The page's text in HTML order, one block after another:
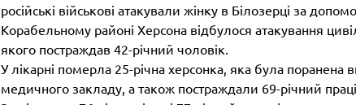
російські військові атакували жінку в Білозерці за
Корабельному районі Херсона відбулося атакування
якого постраждав 42-річний чоловік.
У лікарні померла 25-річна херсонка, яка була поранена
медичного закладу, а також постраждали 69-річний